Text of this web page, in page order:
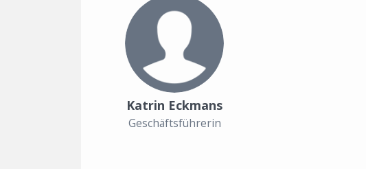
Katrin Eckmans
Geschäftsführerin